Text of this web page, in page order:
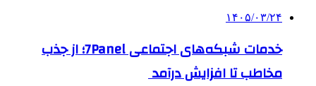
۱۴۰۵/۰۳/۲۴
خدمات شبکه‌های اجتماعی 7Panel؛ از جذب
مخاطب تا افزایش درآمد